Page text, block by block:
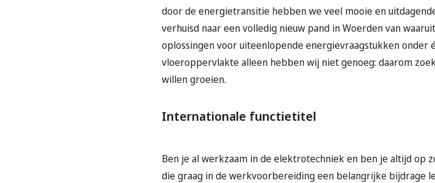
door de energietransitie hebben we veel mooie en
verhuisd naar een volledig nieuw pand in Woerden van
oplossingen voor uiteenlopende energievraagstukken onder
vloeroppervlakte alleen hebben wij niet genoeg: daarom
willen groeien.
Internationale functietitel
Ben je al werkzaam in de elektrotechniek en ben je altijd op
die graag in de werkvoorbereiding een belangrijke bijdrage